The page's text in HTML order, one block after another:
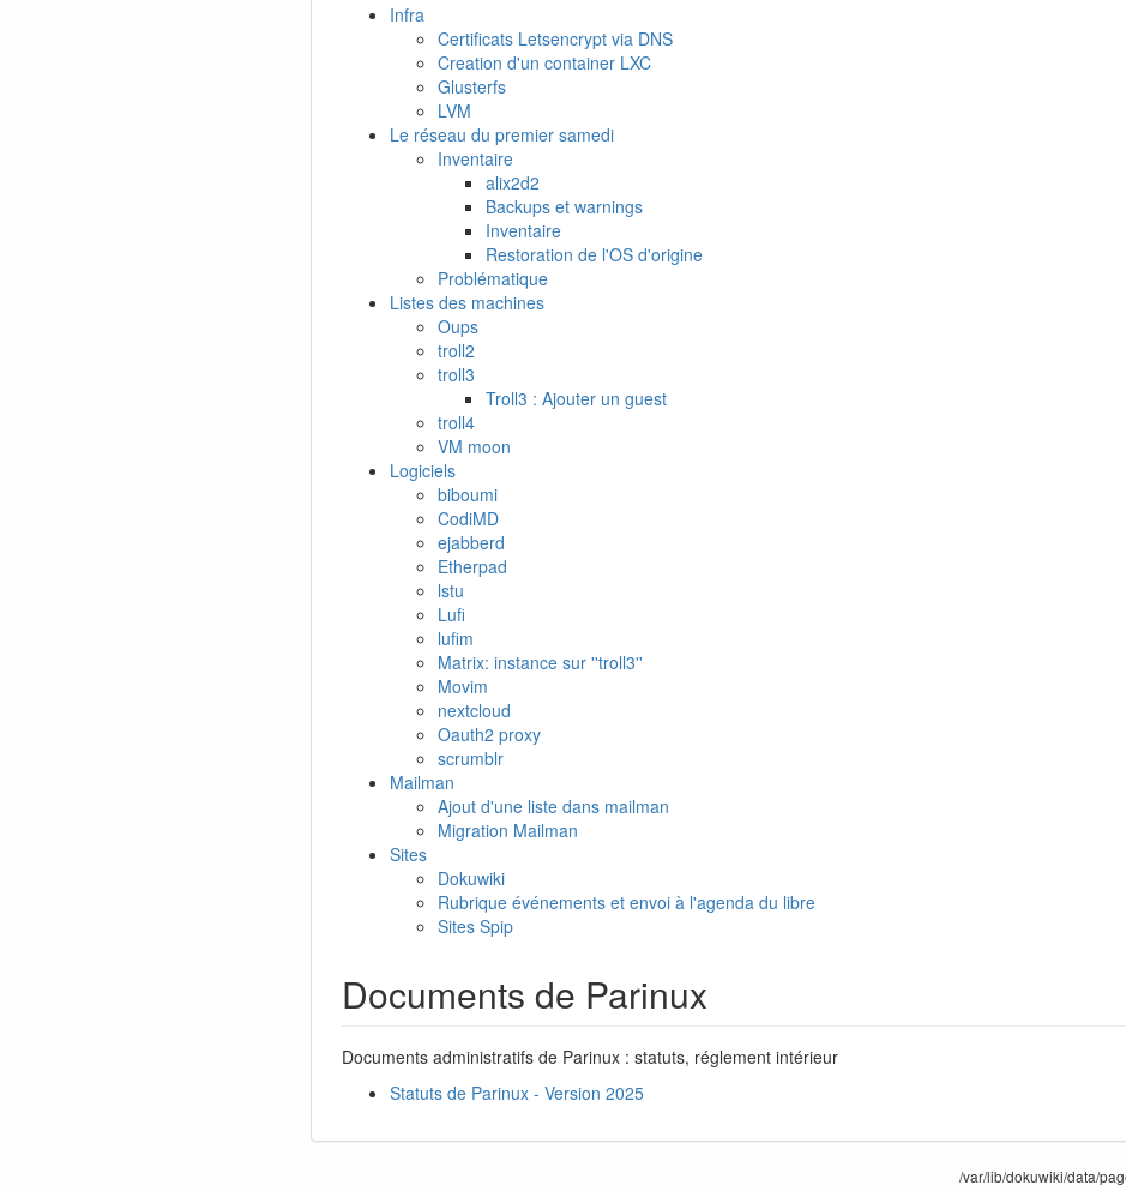
Infra
Certificats Letsencrypt via DNS
Creation d'un container LXC
Glusterfs
LVM
Le réseau du premier samedi
Inventaire
alix2d2
Backups et warnings
Inventaire
Restoration de l'OS d'origine
Problématique
Listes des machines
Oups
troll2
troll3
Troll3 : Ajouter un guest
troll4
VM moon
Logiciels
biboumi
CodiMD
ejabberd
Etherpad
lstu
Lufi
lufim
Matrix: instance sur ''troll3''
Movim
nextcloud
Oauth2 proxy
scrumblr
Mailman
Ajout d'une liste dans mailman
Migration Mailman
Sites
Dokuwiki
Rubrique événements et envoi à l'agenda du libre
Sites Spip
Documents de Parinux
Documents administratifs de Parinux : statuts, réglement intérieur
Statuts de Parinux - Version 2025
/var/lib/dokuwiki/data/